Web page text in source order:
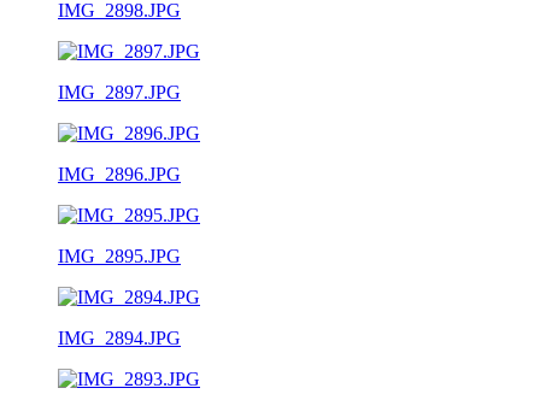
IMG_2898.JPG
IMG_2897.JPG
IMG_2896.JPG
IMG_2895.JPG
IMG_2894.JPG